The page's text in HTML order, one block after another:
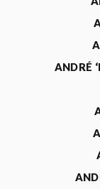
ANDRÉ